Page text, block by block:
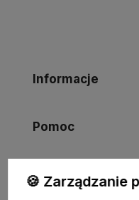
Informacje
Pomoc
Moje konto
🍪 Zarządzanie